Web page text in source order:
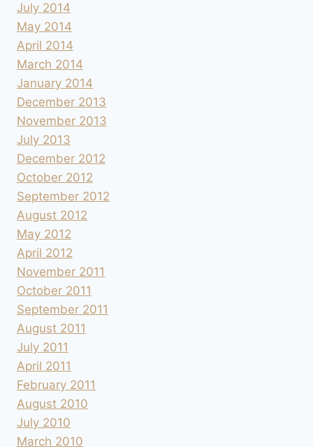
July 2014
May 2014
April 2014
March 2014
January 2014
December 2013
November 2013
July 2013
December 2012
October 2012
September 2012
August 2012
May 2012
April 2012
November 2011
October 2011
September 2011
August 2011
July 2011
April 2011
February 2011
August 2010
July 2010
March 2010